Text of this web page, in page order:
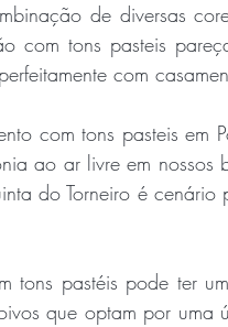
de diversas
com tons pasteis
com
com tons pasteis em
ao ar livre em nossos
do Torneiro é
tons pastéis pode ter
que optam por